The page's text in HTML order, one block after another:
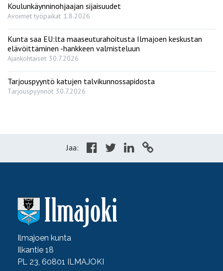
Koulunkäynninohjaajan sijaisuudet
Avoimet työpaikat 1.8.2026
Kunta saa EU:lta maaseuturahoitusta Ilmajoen keskustan
elävöittäminen -hankkeen valmisteluun
Ajankohtaiset 30.7.2026
Tarjouspyyntö katujen talvikunnossapidosta
Tarjouspyynnöt 30.7.2026
Jaa:
Ilmajoen kunta
Ilkantie 18
PL 23, 60801 ILMAJOKI